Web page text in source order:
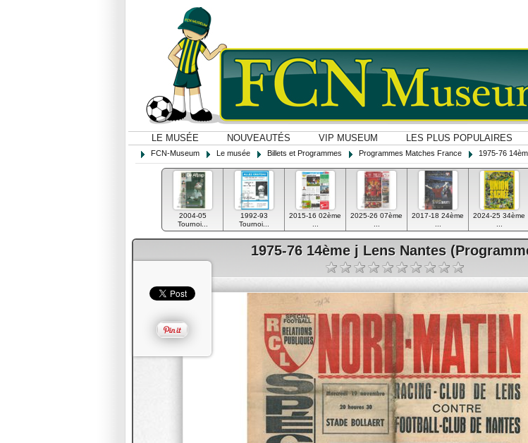
LE MUSÉE NOUVEAUTÉS VIP MUSEUM LES PLUS POPULAIRES
FCN-Museum Le musée Billets et Programmes Programmes Matches France 1975-76
2004-05
Tournoi...
1992-93
Tournoi...
2015-16 02ème
2025-26 07ème
2017-18 24ème
2024-25 34ème
1975-76 14ème j Lens Nantes